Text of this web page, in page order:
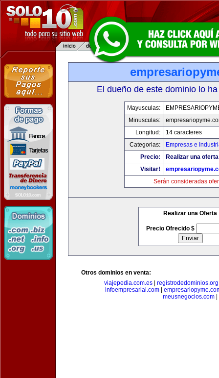
El dueño de este dominio lo
Mayusculas:
Minusculas:
Longitud:
14 caracteres
Categorias:
Empresas e
Precio:
Realizar una
Visitar!
Serán consideradas
Realizar una Oferta
Precio Ofrecido $
Otros dominios en venta:
viajepedia.com.es| registrodedominios.org
infoempresarial.com|
meusnegocios.com